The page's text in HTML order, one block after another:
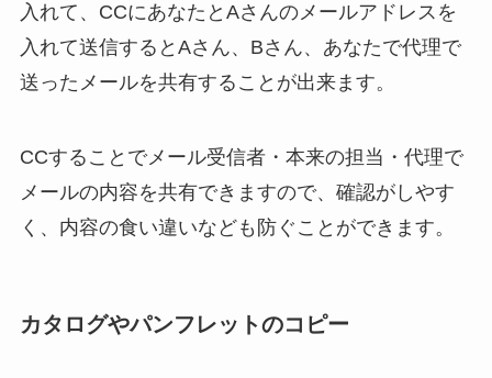
入れて、CCにあなたとAさんのメールアドレスを
入れて送信するとAさん、Bさん、あなたで代理で
送ったメールを共有することが出来ます。
CCすることでメール受信者・本来の担当・代理で
メールの内容を共有できますので、確認がしやす
く、内容の食い違いなども防ぐことができます。
カタログやパンフレットのコピー